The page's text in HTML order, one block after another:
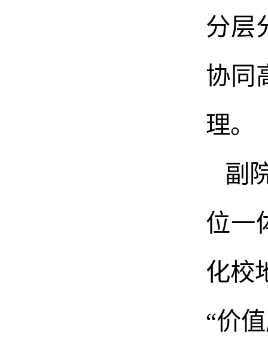
分层
协同
理。
副
位一
化校
“价